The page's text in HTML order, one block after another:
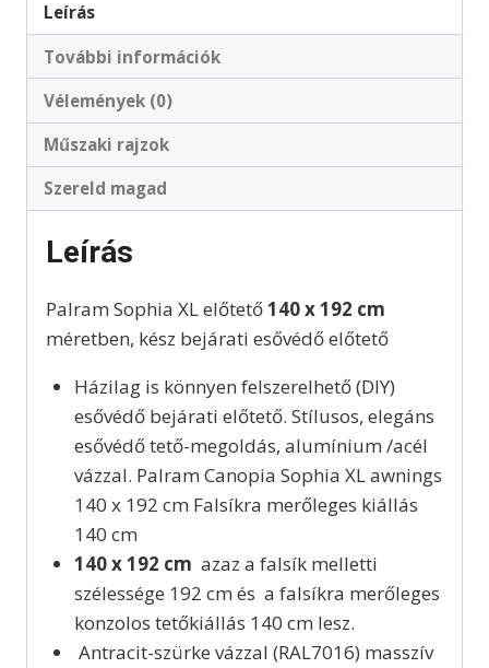
Leírás
További információk
Vélemények (0)
Műszaki rajzok
Szereld magad
Leírás
Palram Sophia XL előtető140 x 192 cm
méretben, kész bejárati esővédő előtető
Házilag is könnyen felszerelhető (DIY)
esővédő bejárati előtető. Stílusos, elegáns
esővédő tető-megoldás, alumínium /acél
vázzal. Palram Canopia Sophia XL awnings
140 x 192 cm Falsíkra merőleges kiállás
140 cm
140 x 192 cm azaz a falsík melletti
szélessége 192 cm és a falsíkra merőleges
konzolos tetőkiállás 140 cm lesz.
Antracit-szürke vázzal (RAL7016) masszív